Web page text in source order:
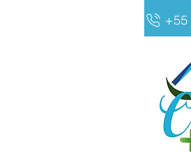
+55